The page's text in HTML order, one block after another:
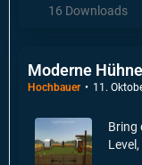
16 Downloads
Moderne
Hochbauer 11.
Bring